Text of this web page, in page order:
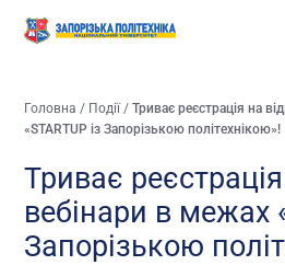
Головна / Події/Триває реєстрація на
«STARTUP із Запорізькою політехнікою»!
Триває
вебінари в межах
Запорізькою